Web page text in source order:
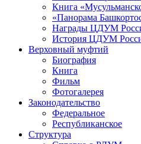
Книга
«Панорама
Награды ЦДУМ
История ЦДУМ
Верховный муфтий
Биография
Книга
Фильм
Фотогалерея
Законодательство
Федеральное
Республиканское
Структура